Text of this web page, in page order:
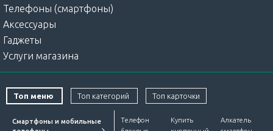
Телефоны (смартфоны)
Аксессуары
Гаджеты
Услуги магазина
Топ меню Топ категорий Топ карточки
Смартфоны и мобильные
Телефон
Купить
Алкатель